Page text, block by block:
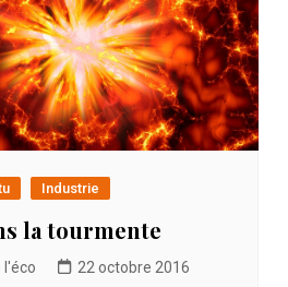
Industrie
la tourmente
l'éco 22 octobre 2016